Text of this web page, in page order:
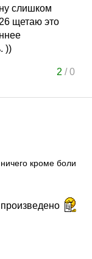
слишком
щетаю это
))
2 /0
кроме боли